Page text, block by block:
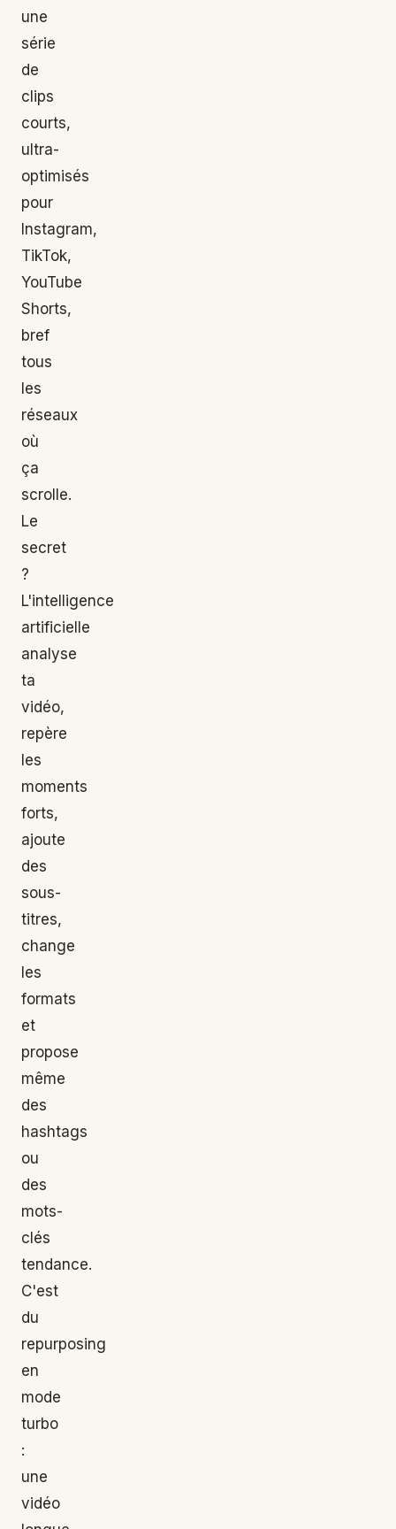
une
série
de
clips
courts,
ultra-
optimisés
pour
Instagram,
TikTok,
YouTube
Shorts,
bref
tous
les
réseaux
où
ça
scrolle.
Le
secret
?
L'intelligence
artificielle
analyse
ta
vidéo,
repère
les
moments
forts,
ajoute
des
sous-
titres,
change
les
formats
et
propose
même
des
hashtags
ou
des
mots-
clés
tendance.
C'est
du
repurposing
en
mode
turbo
:
une
vidéo